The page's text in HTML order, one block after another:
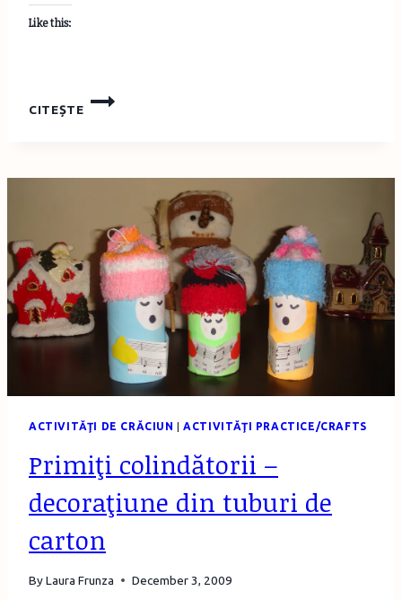
Like this:
CITEȘTE
ÎNGERAŞI
DIN
ŞI
COLORAT
ACTIVITĂŢI DE CRĂCIUN |ACTIVITĂŢI PRACTICE/CRAFTS
Primiţi colindătorii –
decoraţiune din tuburi de
carton
ByLaura Frunza December 3, 2009